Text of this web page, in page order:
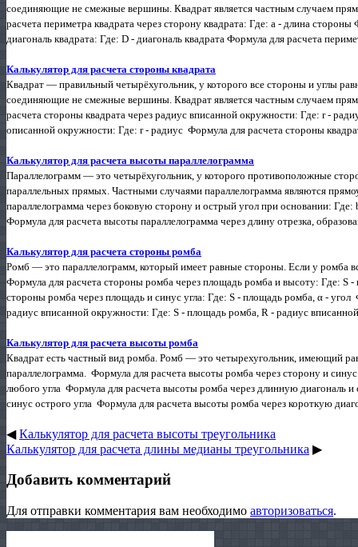
соединяющие не смежные вершины. Квадрат является частным случаем
расчета периметра квадрата через сторону квадрата: Где: a - длина
диагональ квадрата: Где: D - диагональ квадрата Формула для расчета
Калькулятор для расчета стороны квадрата
Квадрат — правильный четырёхугольник, у которого все стороны и углы
соединяющие не смежные вершины. Квадрат является частным случаем
расчета стороны квадрата через радиус вписанной окружности: Где: r -
описанной окружности: Где: r - радиус Формула для расчета стороны
Калькулятор для расчета высоты параллелограмма
Параллелограмм — это четырёхугольник, у которого противоположные
параллельных прямых. Частными случаями параллелограмма являются
параллелограмма через боковую сторону и острый угол при основании:
Формула для расчета высоты параллелограмма через длину отрезка,
Калькулятор для расчета стороны ромба
Ромб — это параллелограмм, который имеет равные стороны. Если у ромба
Формула для расчета стороны ромба через площадь ромба и высоту: Где: S
стороны ромба через площадь и синус угла: Где: S - площадь ромба, α -
радиус вписанной окружности: Где: S - площадь ромба, R - радиус
Калькулятор для расчета высоты ромба
Квадрат есть частный вид ромба. Ромб — это четырехугольник, имеющий
параллелограмма. Формула для расчета высоты ромба через сторону и
любого угла Формула для расчета высоты ромба через длинную диагональ и
синус острого угла Формула для расчета высоты ромба через короткую
◀Калькулятор для расчета высоты треугольника
Калькулятор для расчета длины медианы треугольника ▶
Добавить комментарий
Для отправки комментария вам необходимо авторизоваться.